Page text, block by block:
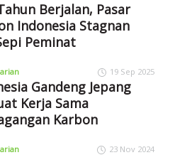
Berjalan, Pasar
Indonesia Stagnan
Peminat
19 Sep 2025
Gandeng Jepang
Kerja Sama
Karbon
23 Nov 2024